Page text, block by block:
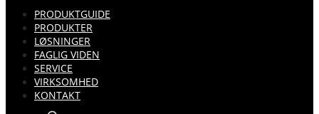
PRODUKTGUIDE
PRODUKTER
LØSNINGER
FAGLIG VIDEN
SERVICE
VIRKSOMHED
KONTAKT